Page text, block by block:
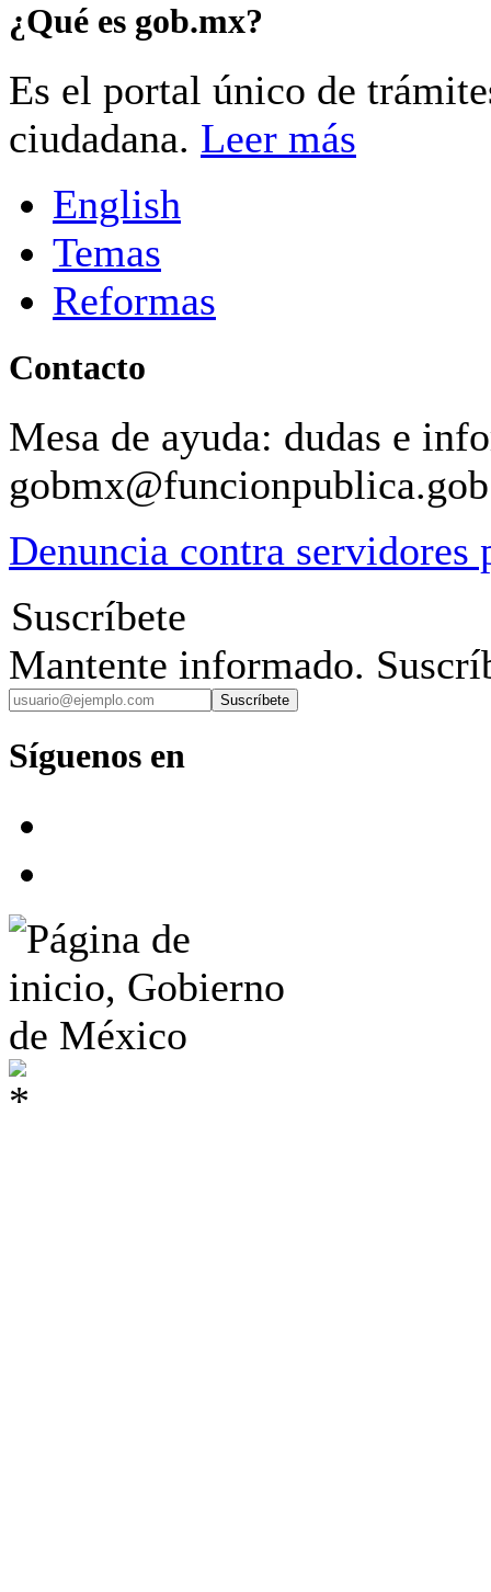
¿Qué es gob.mx?
Es el portal único de
ciudadana. Leer más
English
Temas
Reformas
Contacto
Mesa de ayuda: dudas e
Denuncia contra servidores
Suscríbete
Mantente informado.
Suscríbete
Síguenos en